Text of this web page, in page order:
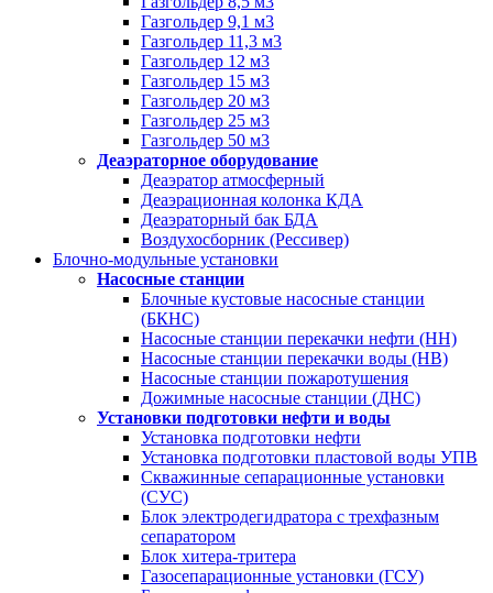
Газгольдер 9,1 м3
Газгольдер 11,3 м3
Газгольдер 12 м3
Газгольдер 15 м3
Газгольдер 20 м3
Газгольдер 25 м3
Газгольдер 50 м3
Деаэраторное оборудование
Деаэратор атмосферный
Деаэрационная колонка КДА
Деаэраторный бак БДА
Воздухосборник (Рессивер)
Блочно-модульные установки
Насосные станции
Блочные кустовые насосные станции
(БКНС)
Насосные станции перекачки нефти (НН)
Насосные станции перекачки воды (НВ)
Насосные станции пожаротушения
Дожимные насосные станции (ДНС)
Установки подготовки нефти и воды
Установка подготовки нефти
Установка подготовки пластовой воды УПВ
Скважинные сепарационные установки
(СУС)
Блок электродегидратора с трехфазным
сепаратором
Блок хитера-тритера
Газосепарационные установки (ГСУ)